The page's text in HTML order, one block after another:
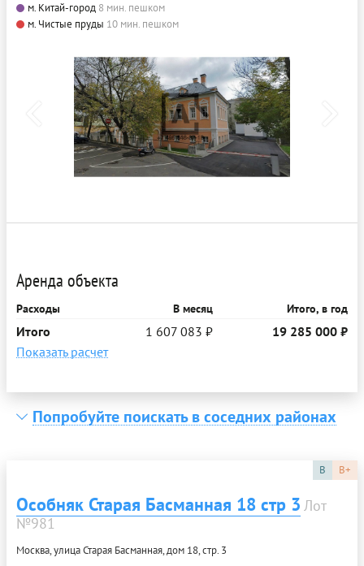
м. Китай-город 8 мин. пешком
м. Чистые пруды 10 мин. пешком
Аренда объекта
Расходы В месяц Итого, в год
Итого 1 607 083 ₽
19 285 000 ₽
Показать расчет
Попробуйте поискать в соседних районах
B B+
Особняк Старая Басманная 18 стр 3 Лот
№981
Москва, улица Старая Басманная, дом 18, стр. 3